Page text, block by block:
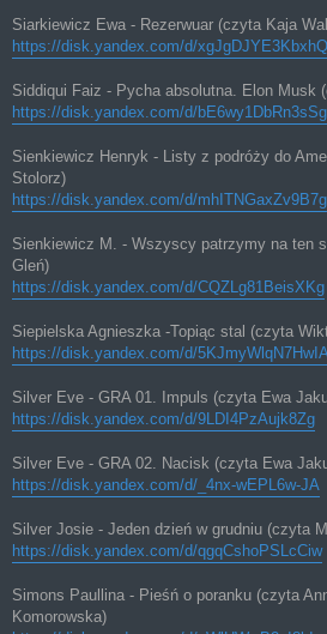
Siarkiewicz Ewa - Rezerwuar (czyta Kaja
https://disk.yandex.com/d/xgJgDJYE3KbxhQ
Siddiqui Faiz - Pycha absolutna. Elon Musk
https://disk.yandex.com/d/bE6wy1DbRn3sSg
Sienkiewicz Henryk - Listy z podróży do
Stolorz)
https://disk.yandex.com/d/mhITNGaxZv9B7g
Sienkiewicz M. - Wszyscy patrzymy na ten
Gleń)
https://disk.yandex.com/d/CQZLg81BeisXKg
Siepielska Agnieszka -Topiąc stal (czyta
https://disk.yandex.com/d/5KJmyWlqN7HwIA
Silver Eve - GRA 01. Impuls (czyta Ewa
https://disk.yandex.com/d/9LDI4PzAujk8Zg
Silver Eve - GRA 02. Nacisk (czyta Ewa
https://disk.yandex.com/d/_4nx-wEPL6w-JA
Silver Josie - Jeden dzień w grudniu (czyta
https://disk.yandex.com/d/qgqCshoPSLcCiw
Simons Paullina - Pieśń o poranku (czyta
Komorowska)